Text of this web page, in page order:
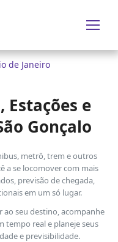
de Janeiro
Estações e
Gonçalo
metrô, trem e outros
a se locomover com mais
previsão de chegada,
em um só lugar.
ao seu destino, acompanhe
tempo real e planeje seus
e previsibilidade.